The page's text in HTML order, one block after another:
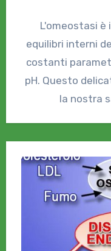
L'omeostasi è
equilibri interni
costanti
pH. Questo
la nostra